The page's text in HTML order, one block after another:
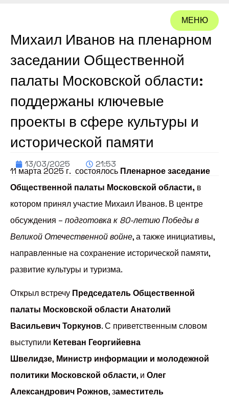
МЕНЮ
ЗАКРЫТЬ
Михаил Иванов на пленарном
заседании Общественной
палаты Московской области:
поддержаны ключевые
проекты в сфере культуры и
исторической памяти
13/03/2025 21:53
11 марта 2025 г. состоялось Пленарное заседание
Общественной палаты Московской области, в
котором принял участие Михаил Иванов. В центре
обсуждения – подготовка к 80-летию Победы в
Великой Отечественной войне, а также инициативы,
направленные на сохранение исторической памяти,
развитие культуры и туризма.
Открыл встречу Председатель Общественной
палаты Московской области Анатолий
Васильевич Торкунов. С приветственным словом
выступили Кетеван Георгийевна
Швелидзе, Министр информации и молодежной
политики Московской области, и Олег
Александрович Рожнов, заместитель